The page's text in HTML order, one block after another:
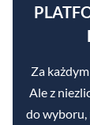
Za
Ale z
do wyboru,